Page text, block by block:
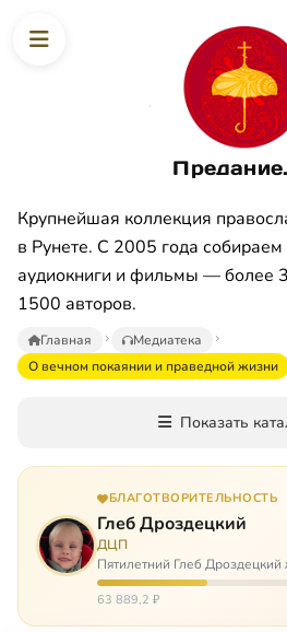
Крупнейшая коллекция
в Рунете. С 2005 года
аудиокниги и фильмы — более
1500 авторов.
Главная
Медиатека
О вечном покаянии и праведной жизни
Показать
БЛАГОТВОРИТЕЛЬНОСТЬ
Глеб Дроздецкий
ДЦП
Пятилетний Глеб Дроздецкий
ДЦП из-за перенесённого в
но его положение
63 889,2 ₽